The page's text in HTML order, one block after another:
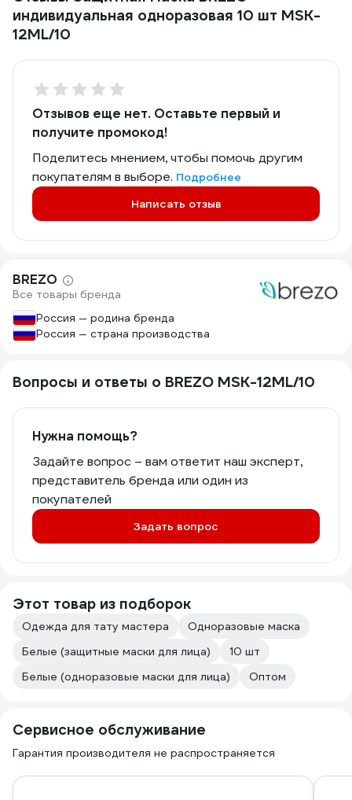
индивидуальная одноразовая 10 шт MSK-
12ML/10
Отзывов еще нет. Оставьте первый и
получите промокод!
Поделитесь мнением, чтобы помочь другим
покупателям в выборе. Подробнее
Написать отзыв
BREZO
Все товары бренда
Россия — родина бренда
Россия — страна производства
Вопросы и ответы о BREZO MSK-12ML/10
Нужна помощь?
Задайте вопрос – вам ответит наш эксперт,
представитель бренда или один из
покупателей
Задать вопрос
Этот товар из подборок
Одежда для тату мастера
Одноразовые маска
Белые (защитные маски для лица)
10 шт
Белые (одноразовые маски для лица)
Оптом
Сервисное обслуживание
Гарантия производителя не распространяется